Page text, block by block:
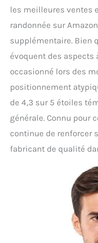
les meilleures ventes
randonnée sur
supplémentaire. Bien
évoquent des
occasionné lors des
positionnement
de 4,3 sur 5 étoiles
générale. Connu pour
continue de renforcer
fabricant de qualité